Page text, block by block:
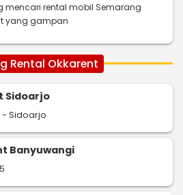
mencari rental mobil Semarang
yang gampan
Rental Okkarent
Sidoarjo
- Sidoarjo
Banyuwangi